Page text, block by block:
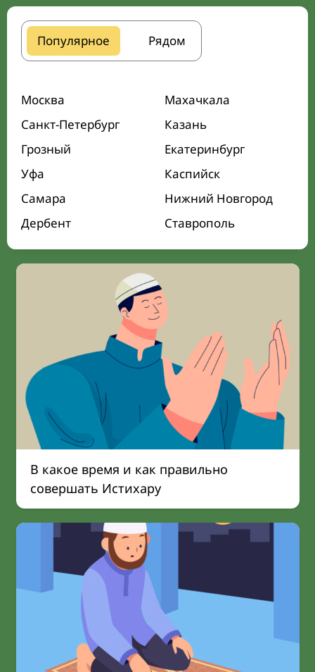
Популярное Рядом
Москва
Махачкала
Санкт-Петербург
Казань
Грозный
Екатеринбург
Уфа
Каспийск
Самара
Нижний Новгород
Дербент
Ставрополь
В какое время и как правильно
совершать Истихару